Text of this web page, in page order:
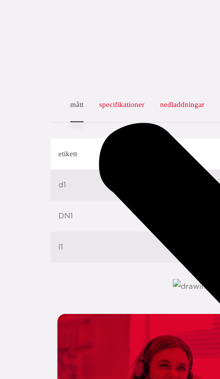
mått specifikationer nedladdningar
etikett
d1
DN1
l1